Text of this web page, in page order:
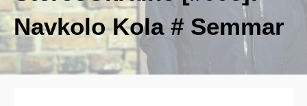
Navkolo Kola # Semmar